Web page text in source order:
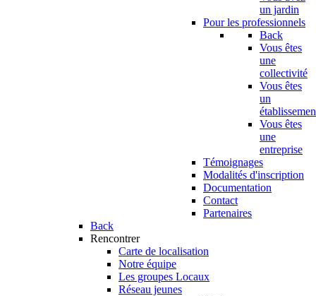
un jardin
Pour les professionnels
Back
Vous êtes
une
collectivité
Vous êtes
un
Vous êtes
une
entreprise
Témoignages
Modalités d'inscription
Documentation
Contact
Partenaires
Back
Rencontrer
Carte de localisation
Notre équipe
Les groupes Locaux
Réseau jeunes